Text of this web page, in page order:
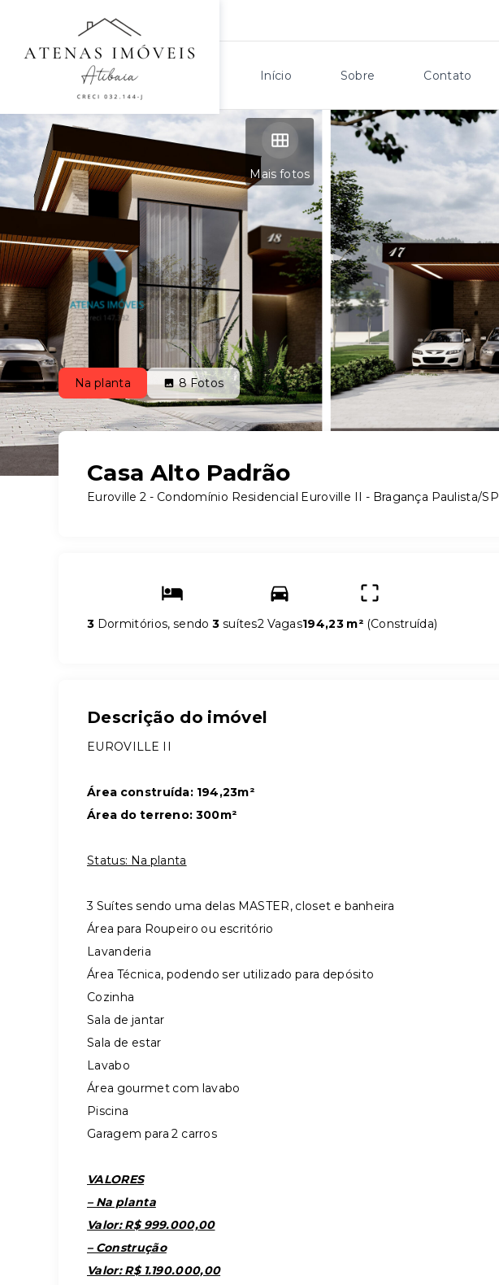
Início Sobre Contato
Mais fotos
Na planta 8Fotos
Casa Alto Padrão
Euroville 2 - Condomínio Residencial Euroville II - Bragança Paulista/SP
3 Dormitórios, sendo3 suítes2 Vagas194,23 m² (Construída)
Descrição do imóvel
EUROVILLE II
Área construída: 194,23m²
Área do terreno: 300m²
Status: Na planta
3 Suítes sendo uma delas MASTER, closet e banheira
Área para Roupeiro ou escritório
Lavanderia
Área Técnica, podendo ser utilizado para depósito
Cozinha
Sala de jantar
Sala de estar
Lavabo
Área gourmet com lavabo
Piscina
Garagem para 2 carros
VALORES
– Na planta
Valor: R$ 999.000,00
– Construção
Valor: R$ 1.190.000,00